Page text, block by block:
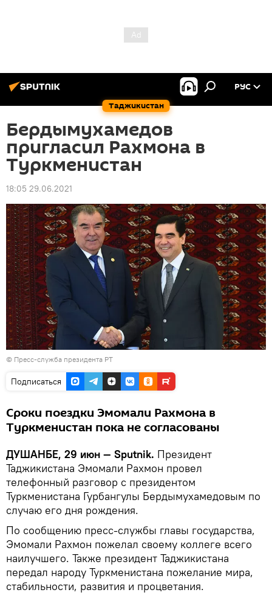
Таджикистан
РУС
Бердымухамедов
пригласил Рахмона в
Туркменистан
18:05 29.06.2021
© Пресс-служба президента РТ
Подписаться
Сроки поездки Эмомали Рахмона в
Туркменистан пока не согласованы
ДУШАНБЕ, 29 июн — Sputnik. Президент
Таджикистана Эмомали Рахмон провел
телефонный разговор с президентом
Туркменистана Гурбангулы Бердымухамедовым по
случаю его дня рождения.
По сообщению пресс-службы главы государства,
Эмомали Рахмон пожелал своему коллеге всего
наилучшего. Также президент Таджикистана
передал народу Туркменистана пожелание мира,
стабильности, развития и процветания.